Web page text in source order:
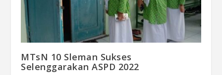
MTsN 10 Sleman Sukses
Selenggarakan ASPD 2022